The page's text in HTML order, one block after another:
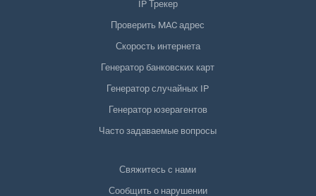
IP Трекер
Проверить MAC адрес
Скорость интернета
Генератор банковских карт
Генератор случайных IP
Генератор юзерагентов
Часто задаваемые вопросы
Свяжитесь с нами
Сообщить о нарушении